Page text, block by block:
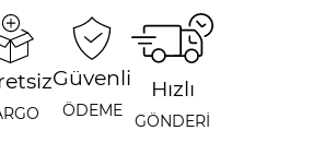
Güvenli
ÖDEME
Hızlı
GÖNDERİ